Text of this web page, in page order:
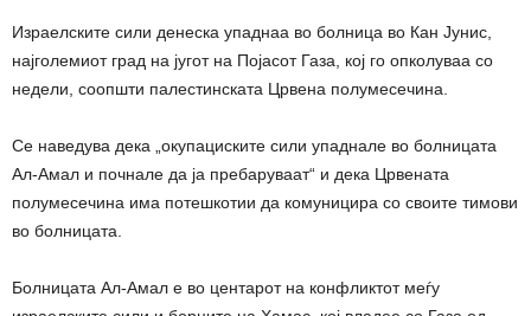
Израелските сили денеска упаднаа во болница во Кан Јунис,
најголемиот град на југот на Појасот Газа, кој го опколуваа со
недели, соопшти палестинската Црвена полумесечина.
Се наведува дека „окупациските сили упаднале во болницата
Ал-Амал и почнале да ја пребаруваат“ и дека Црвената
полумесечина има потешкотии да комуницира со своите тимови
во болницата.
Болницата Ал-Амал е во центарот на конфликтот меѓу